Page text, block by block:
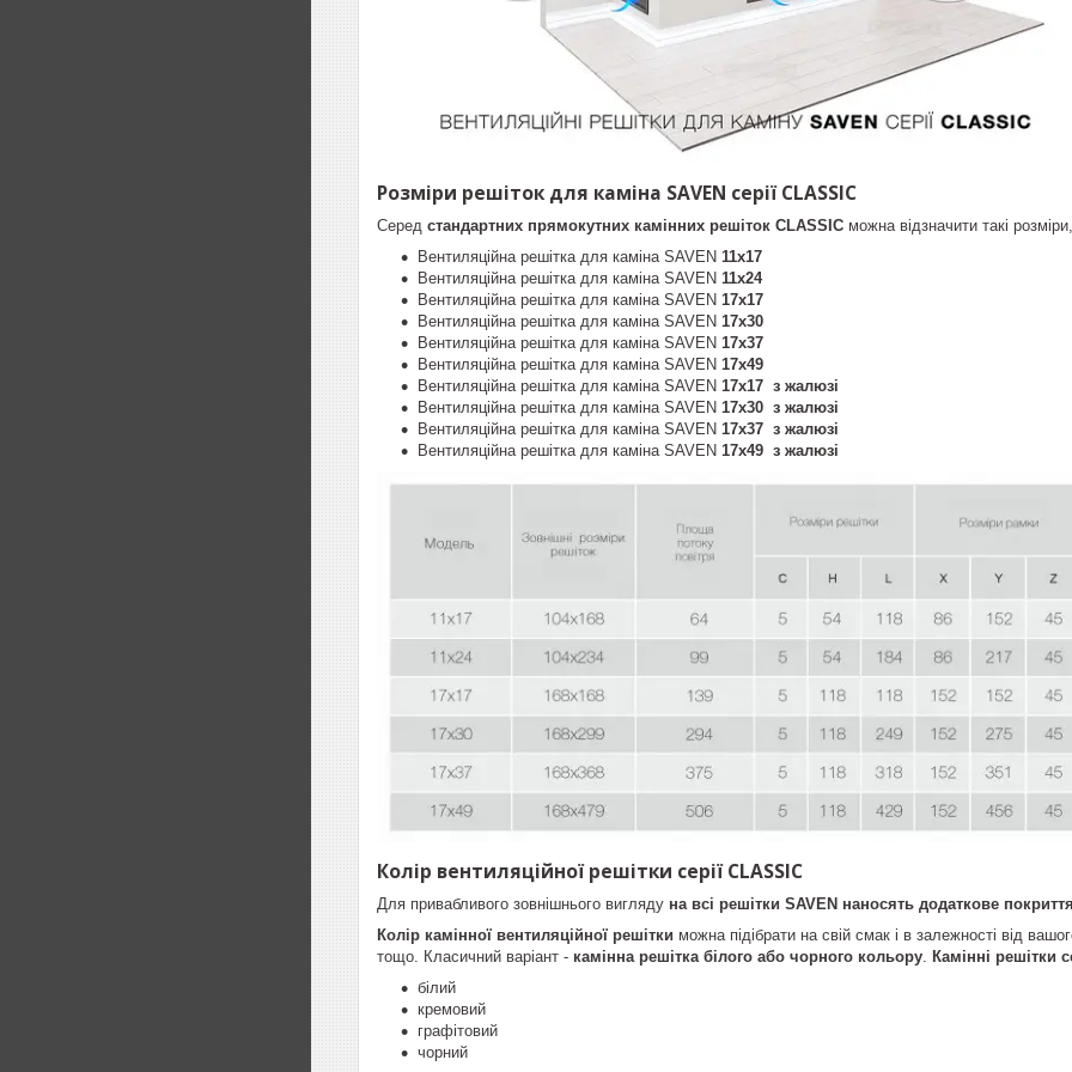
Розміри решіток для каміна SAVEN серії CLASSIC
Серед стандартних прямокутних камінних решіток CLASSIC можна відзначити такі
Вентиляційна решітка для каміна SAVEN 11х17
Вентиляційна решітка для каміна SAVEN 11х24
Вентиляційна решітка для каміна SAVEN 17х17
Вентиляційна решітка для каміна SAVEN 17х30
Вентиляційна решітка для каміна SAVEN 17х37
Вентиляційна решітка для каміна SAVEN 17х49
Вентиляційна решітка для каміна SAVEN 17х17 з жалюзі
Вентиляційна решітка для каміна SAVEN 17х30 з жалюзі
Вентиляційна решітка для каміна SAVEN 17х37 з жалюзі
Вентиляційна решітка для каміна SAVEN 17х49 з жалюзі
Колір вентиляційної решітки серії CLASSIC
Для привабливого зовнішнього вигляду на всі решітки SAVEN наносять додаткове
Колір камінної вентиляційної решітки можна підібрати на свій смак і в залежності від
тощо. Класичний варіант - камінна решітка білого або чорного кольору
Камінні решітки
білий
кремовий
графітовий
чорний